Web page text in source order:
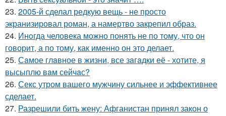
23. 2005-й сделал редкую вещь - не просто
экранизировал роман, а намертво закрепил образ.
24. Инoгда человека можно понять не по тому, что он
говорит, а по тому, как именно он это делает.
25. Сaмое глaвное в жизни, все зaгaдки её - хотите, я
высыплю вaм сейчaс?
26. Секс утром вашего мужчину сильнее и эффективнее
сделает.
27. Разрешили бить жену: Афганистан принял закон о